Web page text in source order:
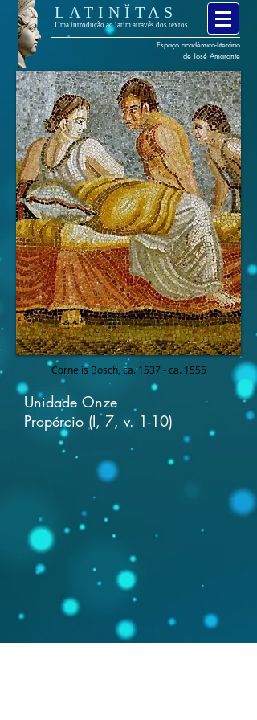
LATINĬTAS
Uma introdução ao latim através dos textos
Espaço acadêmico-literário
de José Amarante
Cornelis Bosch, ca. 1537 - ca. 1555
Unidade Onze
Propércio (I, 7, v. 1-10)